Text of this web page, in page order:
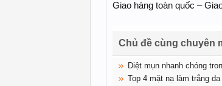
Giao hàng toàn quốc –
Chủ đề cùng chuyên
Diệt mụn nhanh chóng
Top 4 mặt nạ làm trắng